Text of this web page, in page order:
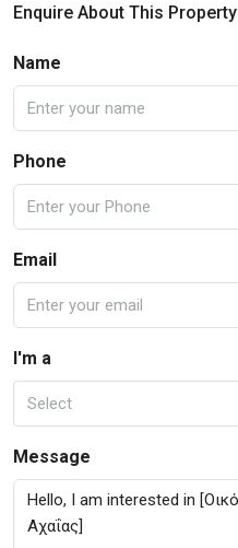
Enquire About This Property
Name
Phone
Email
I'm a
Select
Message